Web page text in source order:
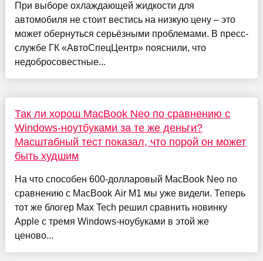
При выборе охлаждающей жидкости для
автомобиля не стоит вестись на низкую цену – это
может обернуться серьёзными проблемами. В пресс-
службе ГК «АвтоСпецЦентр» пояснили, что
недобросовестные...
Так ли хорош MacBook Neo по сравнению с
Windows-ноутбуками за те же деньги?
Масштабный тест показал, что порой он может
быть худшим
На что способен 600-долларовый MacBook Neo по
сравнению с MacBook Air M1 мы уже видели. Теперь
тот же блогер Max Tech решил сравнить новинку
Apple с тремя Windows-ноубуками в этой же
ценово...